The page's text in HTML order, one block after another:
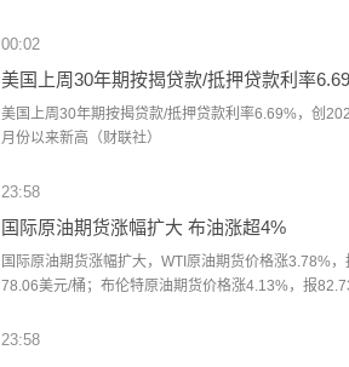
家位于古巴的实体被列入制裁名单。（央视）
00:02
美国上周30年期按揭贷款/抵押贷款利率
美国上周30年期按揭贷款/抵押贷款利率6.69%，创
月份以来新高（财联社）
23:58
国际原油期货涨幅扩大 布油涨超4%
国际原油期货涨幅扩大，WTI原油期货价格涨3.78%，
78.06美元/桶；布伦特原油期货价格涨4.13%，报
23:58